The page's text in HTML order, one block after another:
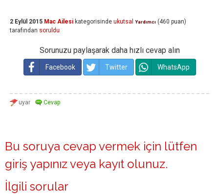
2 Eylül 2015 Mac Ailesi kategorisinde ukutsal Yardımcı (460 puan)
tarafından soruldu
Sorunuzu paylaşarak daha hızlı cevap alın
Facebook Twitter WhatsApp
Bu soruya cevap vermek için lütfen
giriş yapınız veya kayıt olunuz.
İlgili sorular